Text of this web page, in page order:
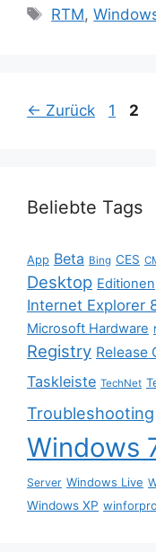
Schlagwörter
RTM,
← Zurück Seite
1 2
Beliebte Tags
App Beta Bing CES
Desktop Editionen
Internet Explorer
Microsoft Hardware
Registry Release
Taskleiste TechNet
Troubleshooting
Windows
Server Windows Live
Windows XP